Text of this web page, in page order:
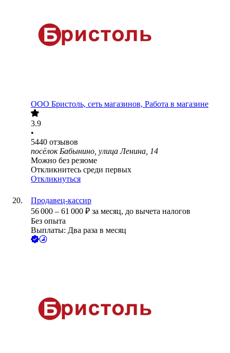
ООО Бристоль, сеть магазинов, Работа в магазине
3.9
•
5440 отзывов
посёлок Бабынино, улица Ленина, 14
Можно без резюме
Откликнитесь среди первых
Откликнуться
Продавец-кассир
56 000 – 61 000 ₽ за месяц, до вычета налогов
Без опыта
Выплаты: Два раза в месяц